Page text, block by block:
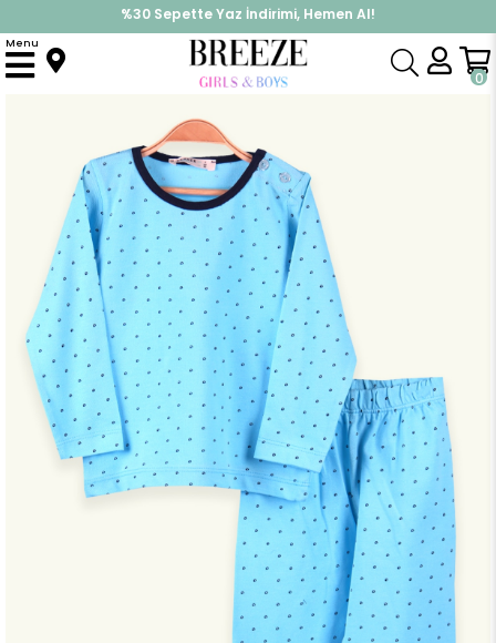
%30 Sepette Yaz İndirimi, Hemen Al!
İndirimlere ek %10 İndirimi Kap, Hemen Üye Ol!
0
Menu
Anasayfa Pijama & İç Giyim ERKEK Pijama Takımı